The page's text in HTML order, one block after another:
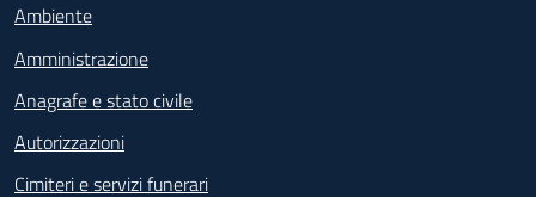
Ambiente
Amministrazione
Anagrafe e stato civile
Autorizzazioni
Cimiteri e servizi funerari